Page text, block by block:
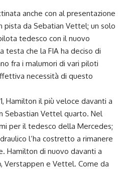
anche con al presentazione
pista da Sebatian Vettel; un solo
tedesco con il nuovo
testa che la FIA ha deciso di
fra i malumori di vari piloti
necessità di questo
Hamilton il più veloce davanti a
Sebastian Vettel quarto. Nel
per il tedesco della Mercedes;
l’ha costretto a rimanere
Hamilton di nuovo davanti a
Verstappen e Vettel. Come da